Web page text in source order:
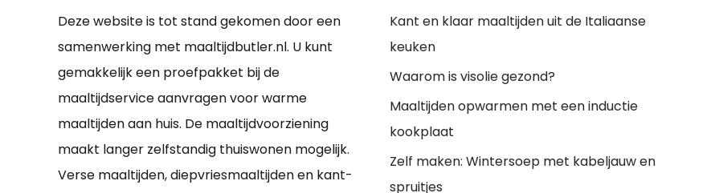
Deze website is tot stand gekomen door een
samenwerking met maaltijdbutler.nl. U kunt
gemakkelijk een proefpakket bij de
maaltijdservice aanvragen voor warme
maaltijden aan huis. De maaltijdvoorziening
maakt langer zelfstandig thuiswonen mogelijk.
Verse maaltijden, diepvriesmaaltijden en kant-
Kant en klaar maaltijden uit de Italiaanse
keuken
Waarom is visolie gezond?
Maaltijden opwarmen met een inductie
kookplaat
Zelf maken: Wintersoep met kabeljauw en
spruitjes